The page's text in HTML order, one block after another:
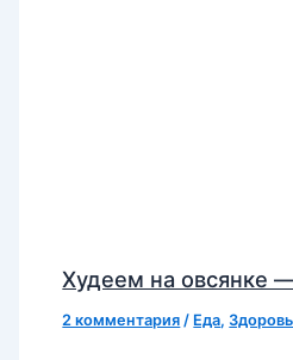
Худеем на овсянке
2 комментария / Еда,